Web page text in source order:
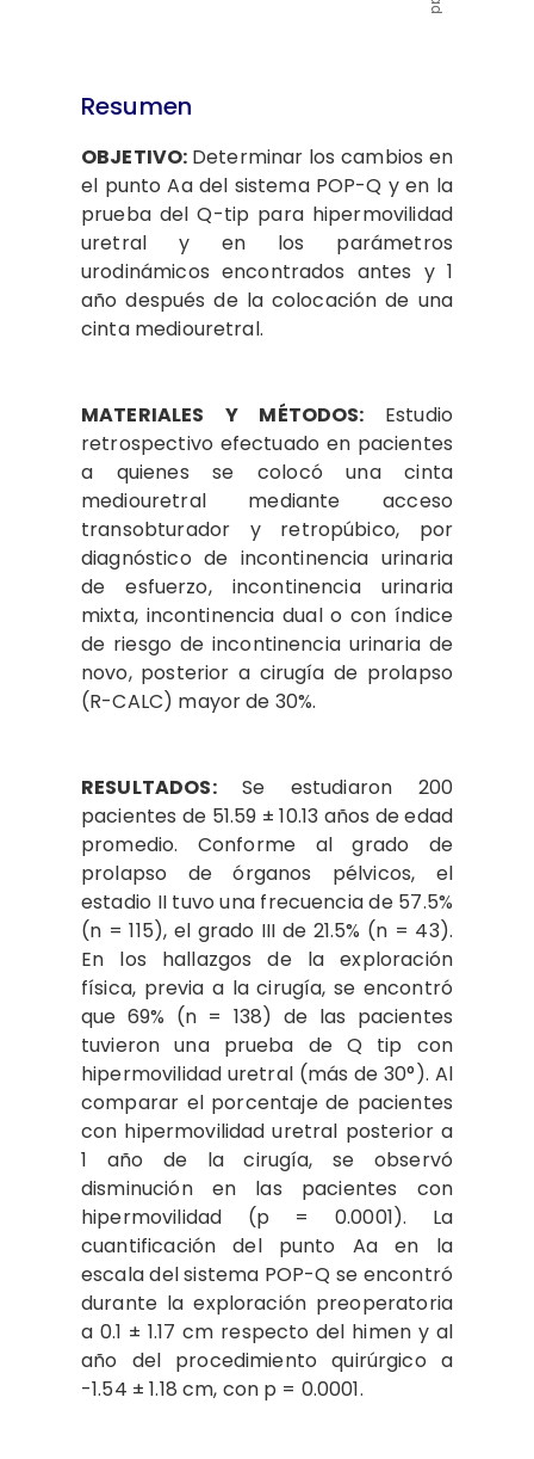
Resumen
OBJETIVO: Determinar los cambios en
el punto Aa del sistema POP-Q y en la
prueba del Q-tip para hipermovilidad
uretral y en los parámetros
urodinámicos encontrados antes y 1
año después de la colocación de una
cinta mediouretral.
MATERIALES Y MÉTODOS: Estudio
retrospectivo efectuado en pacientes
a quienes se colocó una cinta
mediouretral mediante acceso
transobturador y retropúbico, por
diagnóstico de incontinencia urinaria
de esfuerzo, incontinencia urinaria
mixta, incontinencia dual o con índice
de riesgo de incontinencia urinaria de
novo, posterior a cirugía de prolapso
(R-CALC) mayor de 30%.
RESULTADOS:Se estudiaron 200
pacientes de 51.59 ± 10.13 años de edad
promedio. Conforme al grado de
prolapso de órganos pélvicos, el
estadio II tuvo una frecuencia de 57.5%
(n = 115), el grado III de 21.5% (n = 43).
En los hallazgos de la exploración
física, previa a la cirugía, se encontró
que 69% (n = 138) de las pacientes
tuvieron una prueba de Q tip con
hipermovilidad uretral (más de 30°). Al
comparar el porcentaje de pacientes
con hipermovilidad uretral posterior a
1 año de la cirugía, se observó
disminución en las pacientes con
hipermovilidad (p = 0.0001). La
cuantificación del punto Aa en la
escala del sistema POP-Q se encontró
durante la exploración preoperatoria
a 0.1 ± 1.17 cm respecto del himen y al
año del procedimiento quirúrgico a
-1.54 ± 1.18 cm, con p = 0.0001.